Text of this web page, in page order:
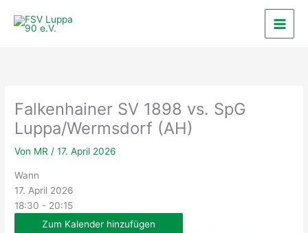
Inhalt
Falkenhainer SV 1898 vs. SpG
Luppa/Wermsdorf (AH)
Von MR/17. April 2026
Wann
17. April 2026
18:30 - 20:15
Zum Kalender hinzufügen